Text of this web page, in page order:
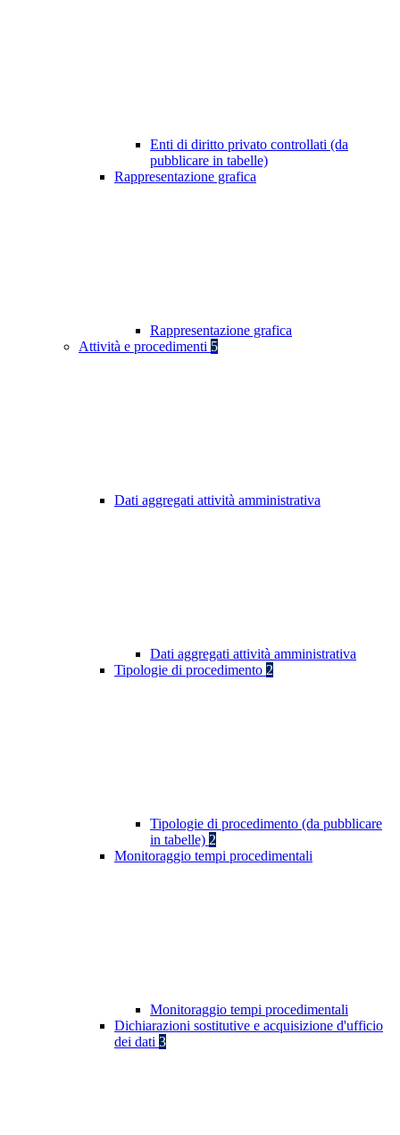
Enti di diritto privato controllati (da
pubblicare in tabelle)
Rappresentazione grafica
Rappresentazione grafica
Attività e procedimenti 5
Dati aggregati attività amministrativa
Dati aggregati attività amministrativa
Tipologie di procedimento 2
Tipologie di procedimento (da pubblicare
in tabelle) 2
Monitoraggio tempi procedimentali
Monitoraggio tempi procedimentali
Dichiarazioni sostitutive e acquisizione d'ufficio
dei dati 3